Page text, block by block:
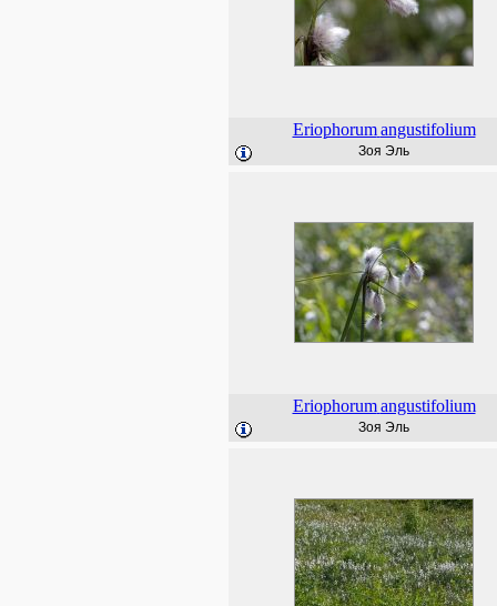
Eriophorum angustifolium
Зоя Эль
Eriophorum angustifolium
Зоя Эль